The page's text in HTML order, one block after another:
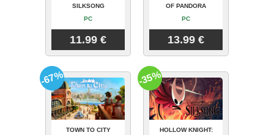
SILKSONG
PC
11.99 €
OF PANDORA
PC
13.99 €
TOWN TO CITY
-67%
HOLLOW KNIGHT:
-35%